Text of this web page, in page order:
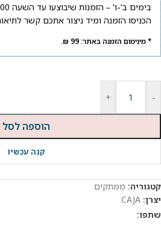
בימים ב'-ו' – הזמנות שיבוצעו עד השעה 12:00 יסופקו באותו היום.
הכניסו הזמנה ומיד ניצור אתכם קשר
* מינימום הזמנה באתר: 99 ₪.
-
+
הוספה לסל
קנה עכשיו
קטגוריה: ממתקים
יצרן: CAJA
שתפו: